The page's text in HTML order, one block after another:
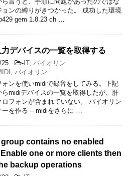
ョンの縛りがきつかった。 成功した環境
gem 1.8.23 ch …
デバイスの一覧を取得する
25 -IT, バイオリン
バイオリン
ォンを使いmidiで録音をしてみる。下記
らmidiデバイスの一覧を取得したが、肝
ロフォンが含まれていない。 バイオリン
ーを作る – midiをさらに …
contains no enabled
one or more clients then
backup operations